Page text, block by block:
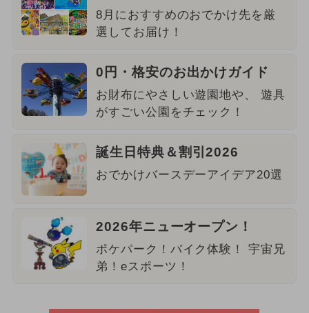
8月におすすめのおでかけ先を厳
選してお届け！
0円・格安のお出かけガイド
お財布にやさしい遊園地や、 遊具
がすごい公園をチェック！
誕生日特典＆割引2026
おでかけバースデーアイデア20選
2026年ニューオープン！
ポケパーク！バイク体験！ 宇宙兄
弟！eスポーツ！